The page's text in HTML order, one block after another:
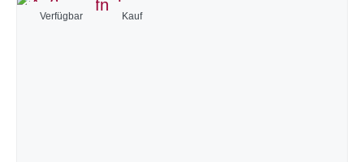
Verfügbar Kauf